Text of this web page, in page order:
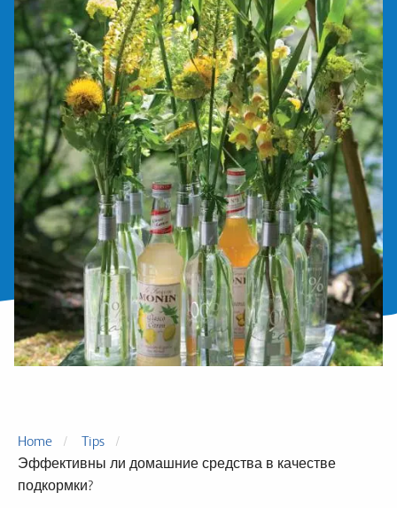
Home
Tips
Эффективны ли домашние средства в качестве
подкормки?